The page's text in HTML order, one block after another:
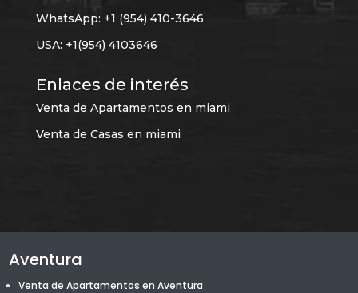
WhatsApp: +1 (954) 410-3646
USA: +1(954) 4103646
Enlaces de interés
Venta de Apartamentos en miami
Venta de Casas en miami
Aventura
Venta de Apartamentos en Aventura